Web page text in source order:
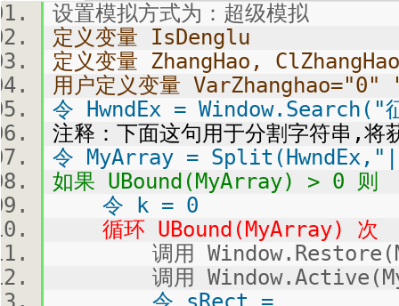
设置模拟方式为：超级模拟
定义变量 IsDenglu
定义变量 ZhangHao,
用户定义变量 VarZhanghao="0"
令 HwndEx = Window.Search("
注释：下面这句用于分割字符串,将
令 MyArray =
如果 UBound(MyArray) > 0 则
令 k = 0
循环 UBound(MyArray) 次
调用
调用